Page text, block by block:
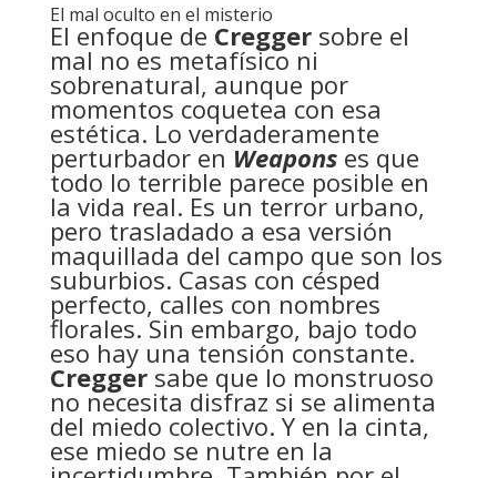
El mal oculto en el misterio
El enfoque de Creggersobre el
mal no es metafísico ni
sobrenatural, aunque por
momentos coquetea con esa
estética. Lo verdaderamente
perturbador en Weaponses que
todo lo terrible parece posible en
la vida real. Es un terror urbano,
pero trasladado a esa versión
maquillada del campo que son los
suburbios. Casas con césped
perfecto, calles con nombres
florales. Sin embargo, bajo todo
eso hay una tensión constante.
Creggersabe que lo monstruoso
no necesita disfraz si se alimenta
del miedo colectivo. Y en la cinta,
ese miedo se nutre en la